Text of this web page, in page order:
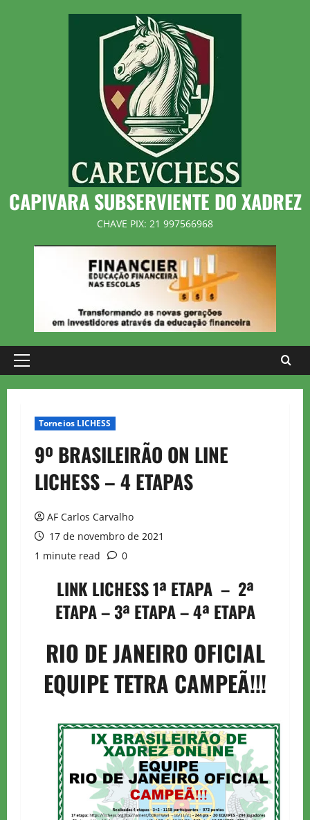
CAPIVARA SUBSERVIENTE DO XADREZ
CHAVE PIX: 21 997566968
Primary
Torneios LICHESS
9º BRASILEIRÃO ON LINE
LICHESS – 4 ETAPAS
AF Carlos Carvalho
17 de novembro de 2021
1 minute read
0
LINK LICHESS 1ª ETAPA– 2ª
ETAPA–3ª ETAPA–4ª ETAPA
RIO DE JANEIRO OFICIAL
EQUIPE TETRA CAMPEÃ!!!